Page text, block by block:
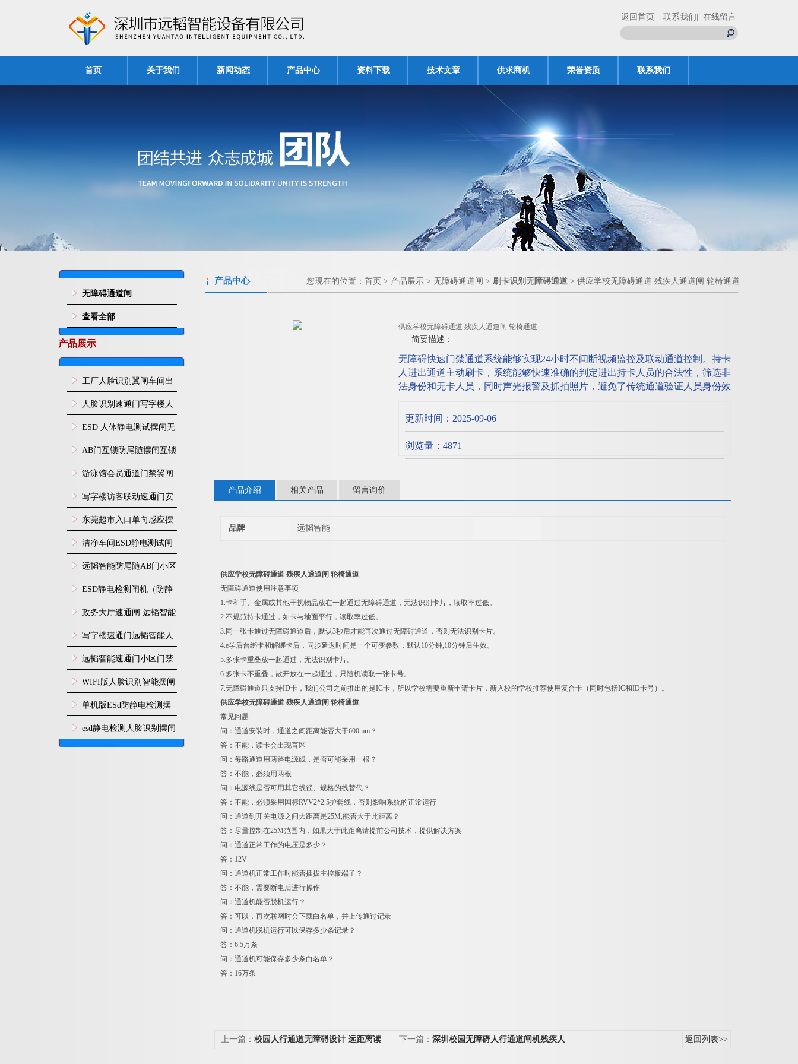
返回首页 | 联系我们 | 在线留言
首页 关于我们 新闻动态 产品中心 资料下载 技术文章 供求商机 荣誉资质 联系我们
无障碍通道闸
查看全部
产品展示
工厂人脸识别翼闸车间出
入口人行通道门禁
人脸识别速通门写字楼人
行通道闸门禁设备
ESD 人体静电测试摆闸无
尘车间防静电闸机
AB门互锁防尾随摆闸互锁
闸机
游泳馆会员通道门禁翼闸
写字楼访客联动速通门安
装
东莞超市入口单向感应摆
闸安装
洁净车间ESD静电测试闸
机
远韬智能防尾随AB门小区
门禁闸机安装
​ESD静电检测闸机（防静
电门禁通道系统）
政务大厅速通闸 远韬智能
防尾随静音速通门
写字楼速通门远韬智能人
脸识别快速通道闸
远韬智能速通门小区门禁
闸机食堂消费摆闸
WIFI版人脸识别智能摆闸
机
单机版ESd防静电检测摆
闸机
esd静电检测人脸识别摆闸
安装
产品中心 您现在的位置： 首页 > 产品展示 > 无障碍通道闸 > 刷卡识别无障碍通道 > 供应学校无障碍通道 残疾人通道闸 轮椅通道
供应学校无障碍通道 残疾人通道闸 轮椅通道
简要描述：
无障碍快速门禁通道系统能够实现24小时不间断视频监控及联动通道控制。持卡
人进出通道主动刷卡，系统能够快速准确的判定进出持卡人员的合法性，筛选非
法身份和无卡人员，同时声光报警及抓拍照片，避免了传统通道验证人员身份效
更新时间：2025-09-06
浏览量：4871
产品介绍 相关产品 留言询价
品牌 远韬智能
供应学校无障碍通道 残疾人通道闸 轮椅通道
无障碍通道使用注意事项
1.卡和手、金属或其他干扰物品放在一起通过无障碍通道，无法识别卡片，读取率过低。
2.不规范持卡通过，如卡与地面平行，读取率过低。
3.同一张卡通过无障碍通道后，默认3秒后才能再次通过无障碍通道，否则无法识别卡片。
4.e学后台绑卡和解绑卡后，同步延迟时间是一个可变参数，默认10分钟,10分钟后生效。
5.多张卡重叠放一起通过，无法识别卡片。
6.多张卡不重叠，散开放在一起通过，只随机读取一张卡号。
7.无障碍通道只支持ID卡，我们公司之前推出的是IC卡，所以学校需要重新申请卡片，新入校的学校推荐使用复合卡（同时包括IC和ID卡号）。
供应学校无障碍通道 残疾人通道闸 轮椅通道
常见问题
问：通道安装时，通道之间距离能否大于600mm？
答：不能，读卡会出现盲区
问：每路通道用两路电源线，是否可能采用一根？
答：不能，必须用两根
问：电源线是否可用其它线径、规格的线替代？
答：不能，必须采用国标RVV2*2.5护套线，否则影响系统的正常运行
问：通道到开关电源之间大距离是25M,能否大于此距离？
答：尽量控制在25M范围内，如果大于此距离请提前公司技术，提供解决方案
问：通道正常工作的电压是多少？
答：12V
问：通道机正常工作时能否插拔主控板端子？
答：不能，需要断电后进行操作
问：通道机能否脱机运行？
答：可以，再次联网时会下载白名单，并上传通过记录
问：通道机脱机运行可以保存多少条记录？
答：6.5万条
问：通道机可能保存多少条白名单？
答：16万条
上一篇： 校园人行通道无障碍设计 远距离读
下一篇： 深圳校园无障碍人行通道闸机残疾人
返回列表>>